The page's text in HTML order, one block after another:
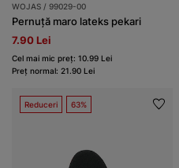
WOJAS / 99029-00
Pernuță maro lateks pekari
7.90 Lei
Cel mai mic preț: 10.99 Lei
Preț normal: 21.90 Lei
Reduceri 63%